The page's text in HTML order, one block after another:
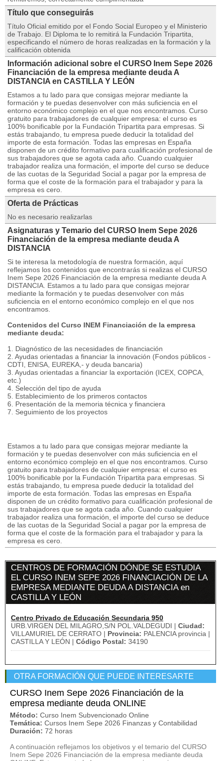
Título que conseguirás
Título Oficial emitido por el Fondo Social Europeo y el Ministerio
de Trabajo. El Diploma te lo remitirá la Fundación Tripartita,
especificando el número de horas realizadas en la formación y la
calificación obtenida
Información adicional sobre el CURSO Inem Sepe 2026
Financiación de la empresa mediante deuda A
DISTANCIA en CASTILLA Y LEÓN
Estamos a tu lado para que consigas mejorar mediante la
formación y te puedas desenvolver con más suficiencia en el
entorno económico complejo en el que nos encontramos. Curso
gratuito para trabajadores de cualquier empresa: el curso es
100% bonificable por la Fundación Tripartita para empresas. Si
estás trabajando, tu empresa puede deducir la totalidad del
importe de esta formación. Todas las empresas en España
disponen de un crédito formativo para cualificación profesional de
sus trabajadores que se agota cada año. Cuando cualquier
trabajador realiza una formación, el importe del curso se deduce
de las cuotas de la Seguridad Social a pagar por la empresa de
forma que el coste de la formación para el trabajador y para la
empresa es cero.
Oferta de Prácticas
No es necesario realizarlas
Asignaturas y Temario del CURSO Inem Sepe 2026
Financiación de la empresa mediante deuda A
DISTANCIA
Si te interesa la metodología de nuestra formación, aquí
reflejamos los contenidos que encontrarás si realizas el CURSO
Inem Sepe 2026 Financiación de la empresa mediante deuda A
DISTANCIA. Estamos a tu lado para que consigas mejorar
mediante la formación y te puedas desenvolver con más
suficiencia en el entorno económico complejo en el que nos
encontramos.
Contenidos del Curso INEM Financiación de la empresa
mediante deuda:
1. Diagnóstico de las necesidades de financiación
2. Ayudas orientadas a financiar la innovación (Fondos públicos -
CDTI, ENISA, EUREKA,- y deuda bancaria)
3. Ayudas orientadas a financiar la exportación (ICEX, COPCA,
etc.)
4. Selección del tipo de ayuda
5. Establecimiento de los primeros contactos
6. Presentación de la memoria técnica y financiera
7. Seguimiento de los proyectos
Estamos a tu lado para que consigas mejorar mediante la
formación y te puedas desenvolver con más suficiencia en el
entorno económico complejo en el que nos encontramos. Curso
gratuito para trabajadores de cualquier empresa: el curso es
100% bonificable por la Fundación Tripartita para empresas. Si
estás trabajando, tu empresa puede deducir la totalidad del
importe de esta formación. Todas las empresas en España
disponen de un crédito formativo para cualificación profesional de
sus trabajadores que se agota cada año. Cuando cualquier
trabajador realiza una formación, el importe del curso se deduce
de las cuotas de la Seguridad Social a pagar por la empresa de
forma que el coste de la formación para el trabajador y para la
empresa es cero.
CENTROS DE FORMACIÓN DÓNDE SE ESTUDIA
EL CURSO INEM SEPE 2026 FINANCIACIÓN DE LA
EMPRESA MEDIANTE DEUDA A DISTANCIA en
CASTILLA Y LEÓN
Centro Privado de Educación Secundaria 950
URB.VIRGEN DEL MILAGRO,S/N POL.VALDEGUDI | Ciudad:
VILLAMURIEL DE CERRATO | Provincia: PALENCIA provincia |
CASTILLA Y LEÓN | Código Postal: 34190
OTRA FORMACIÓN QUE PUEDE INTERESARTE
CURSO Inem Sepe 2026 Financiación de la
empresa mediante deuda ONLINE
Método: Curso Inem Subvencionado Online
Temática: Cursos Inem Sepe 2026 Finanzas y Contabilidad
Duración: 72 horas
A continuación reflejamos los objetivos y el temario del CURSO
Inem Sepe 2026 Financiación de la empresa mediante deuda